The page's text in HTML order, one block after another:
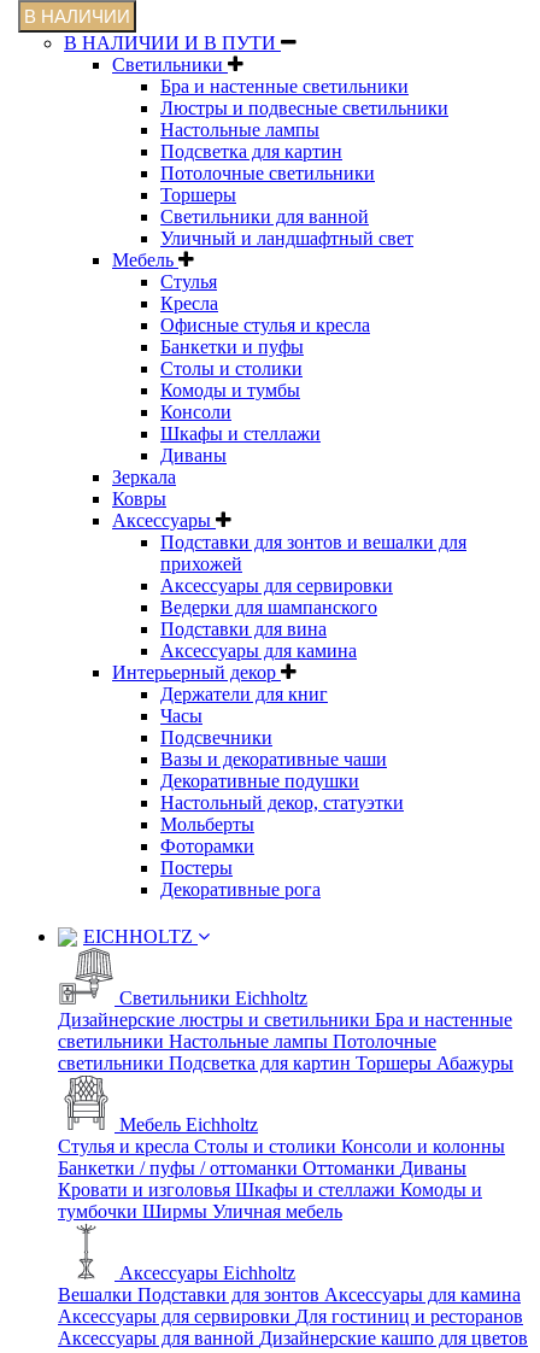
В НАЛИЧИИ
В НАЛИЧИИ И В ПУТИ
Светильники
Бра и настенные светильники
Люстры и подвесные светильники
Настольные лампы
Подсветка для картин
Потолочные светильники
Торшеры
Светильники для ванной
Уличный и ландшафтный свет
Мебель
Стулья
Кресла
Офисные стулья и кресла
Банкетки и пуфы
Столы и столики
Комоды и тумбы
Консоли
Шкафы и стеллажи
Диваны
Зеркала
Ковры
Аксессуары
Подставки для зонтов и вешалки для
прихожей
Аксессуары для сервировки
Ведерки для шампанского
Подставки для вина
Аксессуары для камина
Интерьерный декор
Держатели для книг
Часы
Подсвечники
Вазы и декоративные чаши
Декоративные подушки
Настольный декор, статуэтки
Мольберты
Фоторамки
Постеры
Декоративные рога
EICHHOLTZ
Светильники Eichholtz
Дизайнерские люстры и светильники Бра и настенные
светильники Настольные лампы Потолочные
светильники Подсветка для картин Торшеры Абажуры
Мебель Eichholtz
Стулья и кресла Столы и столики Консоли и колонны
Банкетки / пуфы / оттоманки Оттоманки Диваны
Кровати и изголовья Шкафы и стеллажи Комоды и
тумбочки Ширмы Уличная мебель
Аксессуары Eichholtz
Вешалки Подставки для зонтов Аксессуары для камина
Аксессуары для сервировки Для гостиниц и ресторанов
Аксессуары для ванной Дизайнерские кашпо для цветов